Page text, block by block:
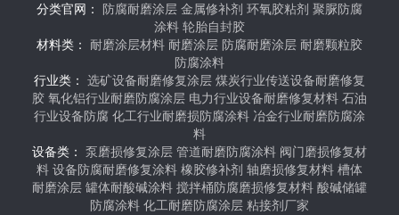
分类官网：
防腐耐磨涂层 金属修补剂 环氧胶粘剂 聚脲防腐
涂料 轮胎自封胶
材料类： 耐磨涂层材料 耐磨涂层 防腐耐磨涂层 耐磨颗粒胶
防腐涂料
行业类： 选矿设备耐磨修复涂层 煤炭行业传送设备耐磨修复
胶 氧化铝行业耐磨防腐涂层 电力行业设备耐磨修复材料 石油
行业设备防腐 化工行业耐磨损防腐涂料 冶金行业耐磨防腐涂
料
设备类： 泵磨损修复涂层 管道耐磨防腐涂料 阀门磨损修复材
料 设备防腐耐磨修复涂料 橡胶修补剂 轴磨损修复材料 槽体
耐磨涂层 罐体耐酸碱涂料 搅拌桶防腐磨损修复材料 酸碱储罐
防腐涂料 化工耐磨防腐涂层 粘接剂厂家